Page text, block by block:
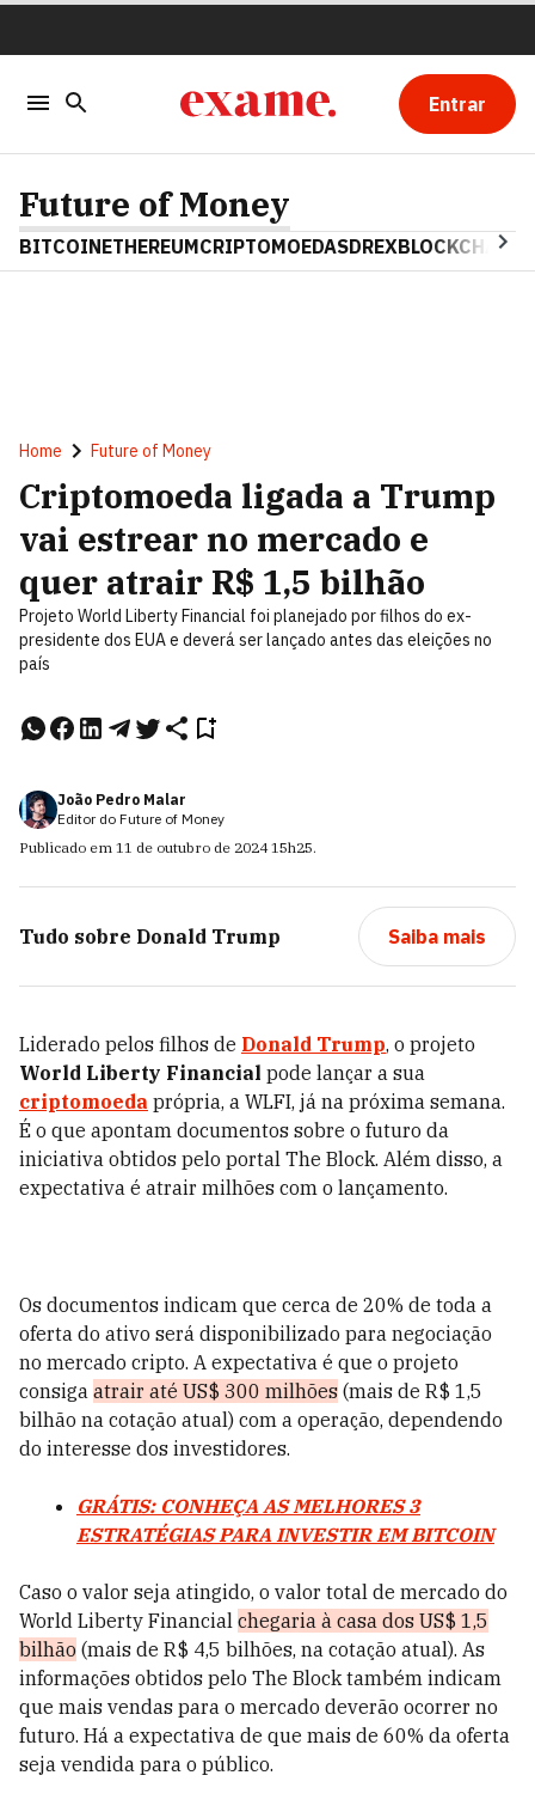
Entrar
Future of Money
BITCOINETHEREUMCRIPTOMOEDASDREXBLOCKCHAIN
Home Future of Money
Criptomoeda ligada a Trump
vai estrear no mercado e
quer atrair R$ 1,5 bilhão
Projeto World Liberty Financial foi planejado por filhos do ex-
presidente dos EUA e deverá ser lançado antes das eleições no
país
João Pedro Malar
Editor do Future of Money
Publicado em 11 de outubro de 2024 15h25.
Tudo sobre Donald Trump Saiba mais
Liderado pelos filhos de Donald Trump, o projeto
World Liberty Financial pode lançar a sua
criptomoeda própria, a WLFI, já na próxima semana.
É o que apontam documentos sobre o futuro da
iniciativa obtidos pelo portal The Block. Além disso, a
expectativa é atrair milhões com o lançamento.
Os documentos indicam que cerca de 20% de toda a
oferta do ativo será disponibilizado para negociação
no mercado cripto. A expectativa é que o projeto
consiga atrair até US$ 300 milhões (mais de R$ 1,5
bilhão na cotação atual) com a operação, dependendo
do interesse dos investidores.
GRÁTIS: CONHEÇA AS MELHORES 3
ESTRATÉGIAS PARA INVESTIR EM BITCOIN
Caso o valor seja atingido, o valor total de mercado do
World Liberty Financial chegaria à casa dos US$ 1,5
bilhão (mais de R$ 4,5 bilhões, na cotação atual). As
informações obtidos pelo The Block também indicam
que mais vendas para o mercado deverão ocorrer no
futuro. Há a expectativa de que mais de 60% da oferta
seja vendida para o público.